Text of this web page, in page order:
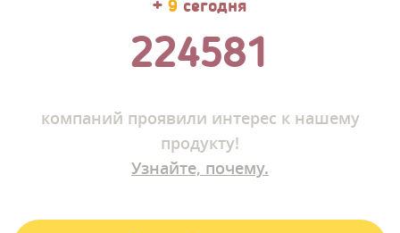
+ 11 сегодня
224598
компаний проявили интерес к нашему
продукту!
Узнайте, почему.